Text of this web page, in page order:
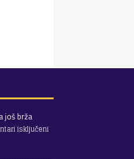
još brža
isključeni